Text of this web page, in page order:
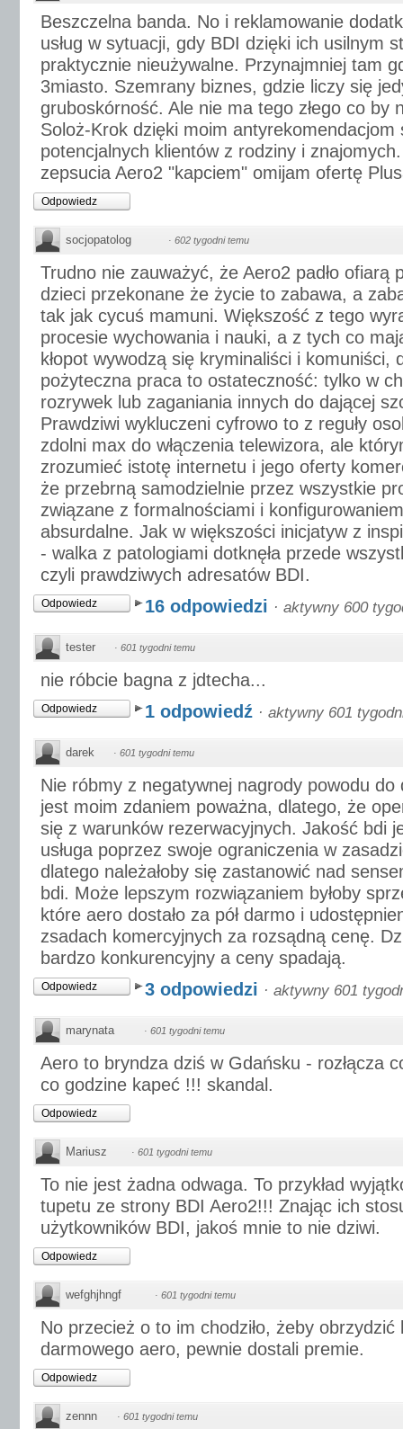
Beszczelna banda. No i reklamowanie
usług w sytuacji, gdy BDI dzięki ich usilnym
praktycznie nieużywalne. Przynajmniej tam
3miasto. Szemrany biznes, gdzie liczy się
gruboskórność. Ale nie ma tego złego co by
Soloż-Krok dzięki moim antyrekomendacjom
potencjalnych klientów z rodziny i
zepsucia Aero2 "kapciem" omijam ofertę
Odpowiedz
socjopatolog · 602 tygodni temu
Trudno nie zauważyć, że Aero2 padło ofiarą
dzieci przekonane że życie to zabawa, a
tak jak cycuś mamuni. Większość z tego
procesie wychowania i nauki, a z tych co
kłopot wywodzą się kryminaliści i komuniści,
pożyteczna praca to ostateczność: tylko w
rozrywek lub zaganiania innych do dającej
Prawdziwi wykluczeni cyfrowo to z reguły
zdolni max do włączenia telewizora, ale
zrozumieć istotę internetu i jego oferty
że przebrną samodzielnie przez wszystkie
związane z formalnościami i
absurdalne. Jak w większości inicjatyw z
- walka z patologiami dotknęła przede
czyli prawdziwych adresatów BDI.
Odpowiedz 16 odpowiedzi · aktywny 600
tester · 601 tygodni temu
nie róbcie bagna z jdtecha...
Odpowiedz 1 odpowiedź · aktywny 601
darek · 601 tygodni temu
Nie róbmy z negatywnej nagrody powodu do
jest moim zdaniem poważna, dlatego, że
się z warunków rezerwacyjnych. Jakość bdi
usługa poprzez swoje ograniczenia w
dlatego należałoby się zastanowić nad
bdi. Może lepszym rozwiązaniem byłoby
które aero dostało za pół darmo i
zsadach komercyjnych za rozsądną cenę.
bardzo konkurencyjny a ceny spadają.
Odpowiedz 3 odpowiedzi · aktywny 601
marynata · 601 tygodni temu
Aero to bryndza dziś w Gdańsku - rozłącza
co godzine kapeć !!! skandal.
Odpowiedz
Mariusz · 601 tygodni temu
To nie jest żadna odwaga. To przykład
tupetu ze strony BDI Aero2!!! Znając ich
użytkowników BDI, jakoś mnie to nie dziwi.
Odpowiedz
wefghjhngf · 601 tygodni temu
No przecież o to im chodziło, żeby obrzydzić
darmowego aero, pewnie dostali premie.
Odpowiedz
zennn · 601 tygodni temu